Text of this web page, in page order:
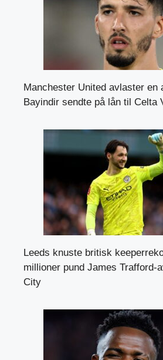
Manchester United avlaster en
Bayindir sendte på lån til Celta
Leeds knuste britisk
millioner pund James Trafford-
City